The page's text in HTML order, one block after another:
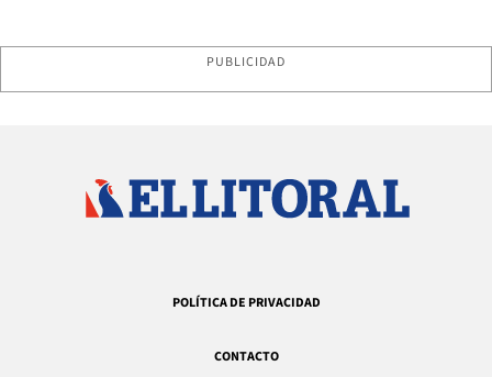
PUBLICIDAD
POLÍTICA DE PRIVACIDAD
CONTACTO